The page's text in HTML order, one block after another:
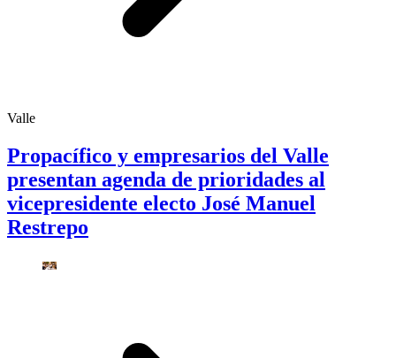
Valle
Propacífico y empresarios del Valle
presentan agenda de prioridades al
vicepresidente electo José Manuel
Restrepo